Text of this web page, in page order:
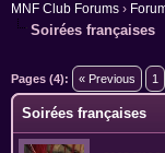
MNF Club Forums ›
Soirées françaises
Pages (4): « Previous 1
Soirées françaises